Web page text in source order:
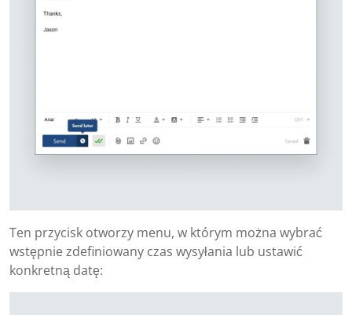
Ten przycisk otworzy menu, w którym można wybrać
wstępnie zdefiniowany czas wysyłania lub ustawić
konkretną datę: